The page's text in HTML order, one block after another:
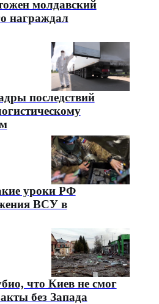
молдавский
награждал
последствий
уроки РФ
ВСУ в
что Киев не смог
без Запада